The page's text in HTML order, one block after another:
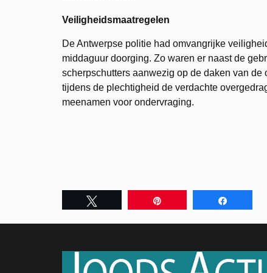
Veiligheidsmaatregelen
De Antwerpse politie had omvangrijke
middaguur doorging. Zo waren er naast de
scherpschutters aanwezig op de daken van
tijdens de plechtigheid de verdachte
meenamen voor ondervraging.